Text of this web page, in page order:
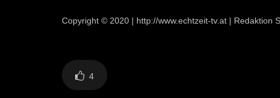
Copyright © 2020 | http://www.echtzeit-tv.at | Redaktion
4